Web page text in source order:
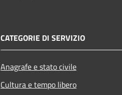
CATEGORIE DI SERVIZIO
Anagrafe e stato civile
Cultura e tempo libero